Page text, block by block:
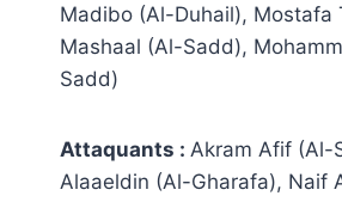
Madibo (Al-Duhail), Mostafa
Mashaal (Al-Sadd),
Sadd)
Attaquants : Akram Afif (Al-
Alaaeldin (Al-Gharafa), Naif